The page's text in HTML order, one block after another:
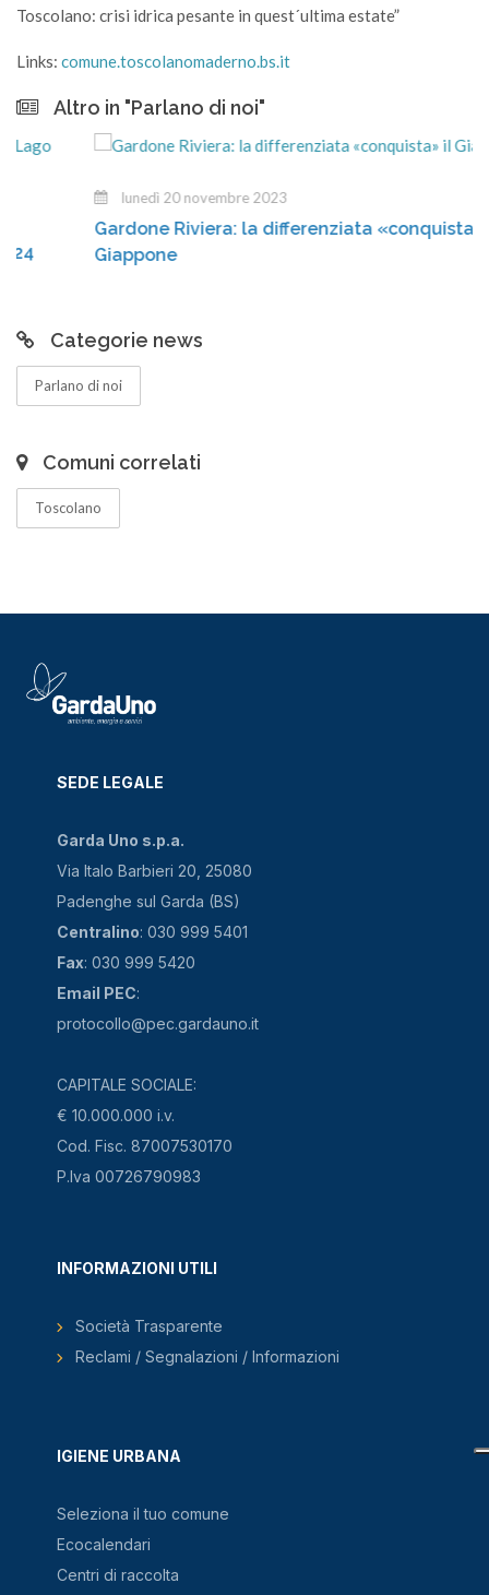
Toscolano: crisi idrica pesante in quest´ultima estate”
Links: comune.toscolanomaderno.bs.it
Altro in "Parlano di noi"
lunedì 20 novembre 2023
Gardone Riviera: la differenziata «conquista» il
Giappone
Categorie news
Parlano di noi
Comuni correlati
Toscolano
SEDE LEGALE
Garda Uno s.p.a.
Via Italo Barbieri 20, 25080
Padenghe sul Garda (BS)
Centralino: 030 999 5401
Fax: 030 999 5420
Email PEC:
protocollo@pec.gardauno.it
CAPITALE SOCIALE:
€ 10.000.000 i.v.
Cod. Fisc. 87007530170
P.Iva 00726790983
IGIENE URBANA
Seleziona il tuo comune
Ecocalendari
Centri di raccolta
INFORMAZIONI UTILI
Società Trasparente
Reclami / Segnalazioni / Informazioni